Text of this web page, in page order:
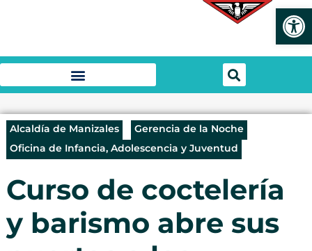
Alcaldía de Manizales
Gerencia de la Noche
Oficina de Infancia, Adolescencia y Juventud
Curso de coctelería
y barismo abre sus